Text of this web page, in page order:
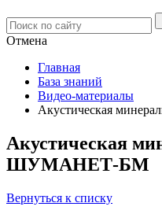
Отмена
Главная
База знаний
Видео-материалы
Акустическая
Акустическая
ШУМАНЕТ-БМ
Вернуться к списку